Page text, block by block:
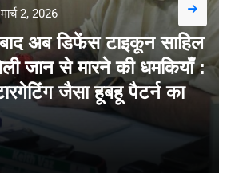
मार्च 2, 2026
अब डिफेंस टाइकून साहिल
जान से मारने की धमकियाँ :
जैसा हूबहू पैटर्न का